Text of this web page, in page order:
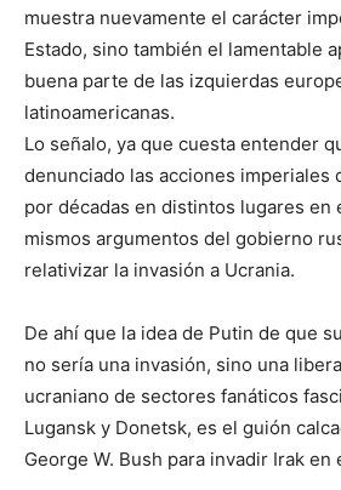
muestra nuevamente el carácter
Estado, sino también el lamentable
buena parte de las izquierdas
latinoamericanas.
Lo señalo, ya que cuesta entender
denunciado las acciones imperiales
por décadas en distintos lugares en
mismos argumentos del gobierno
relativizar la invasión a Ucrania.
De ahí que la idea de Putin de que
no sería una invasión, sino una
ucraniano de sectores fanáticos
Lugansk y Donetsk, es el guión
George W. Bush para invadir Irak en